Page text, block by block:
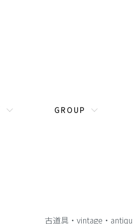
G R O U P
古道具・vintage・